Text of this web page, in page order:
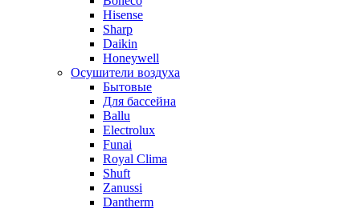
Hisense
Sharp
Daikin
Honeywell
Осушители воздуха
Бытовые
Для бассейна
Ballu
Electrolux
Funai
Royal Clima
Shuft
Zanussi
Dantherm